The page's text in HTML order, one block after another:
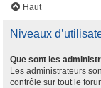
Haut
Niveaux
Que sont les
Les administrateurs
contrôle sur tout le